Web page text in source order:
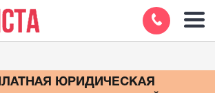
ЮРИДИЧЕСКАЯ